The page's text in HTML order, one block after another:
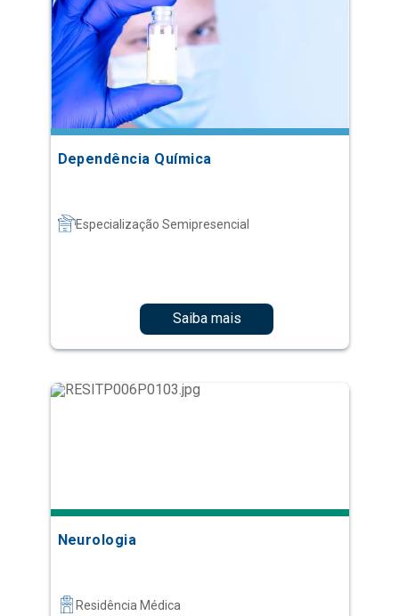
Dependência Química
Especialização Semipresencial
Saiba mais
Neurologia
Residência Médica